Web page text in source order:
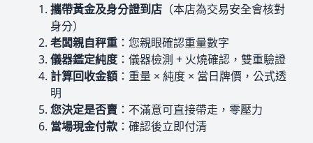
攜帶黃金及身分證到店 （本店為交易安全會核對
身分）
老闆親自秤重 ：您親眼確認重量數字
儀器鑑定純度 ：儀器檢測 + 火燒確認，雙重驗證
計算回收金額 ：重量 × 純度 × 當日牌價，公式透
明
您決定是否賣 ：不滿意可直接帶走，零壓力
當場現金付款 ：確認後立即付清